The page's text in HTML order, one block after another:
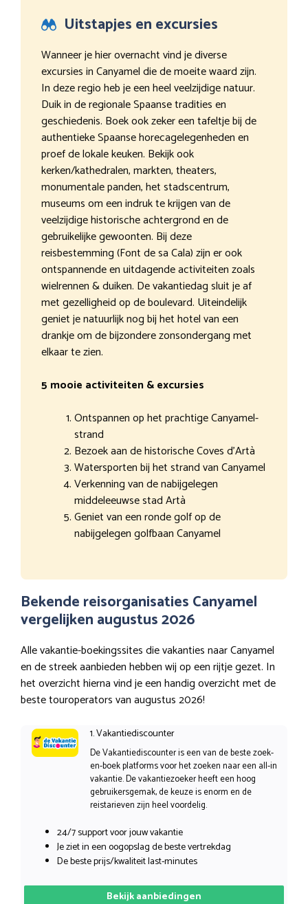
Uitstapjes en excursies
Wanneer je hier overnacht vind je diverse
excursies in Canyamel die de moeite waard zijn.
In deze regio heb je een heel veelzijdige natuur.
Duik in de regionale Spaanse tradities en
geschiedenis. Boek ook zeker een tafeltje bij de
authentieke Spaanse horecagelegenheden en
proef de lokale keuken. Bekijk ook
kerken/kathedralen, markten, theaters,
monumentale panden, het stadscentrum,
museums om een indruk te krijgen van de
veelzijdige historische achtergrond en de
gebruikelijke gewoonten. Bij deze
reisbestemming (Font de sa Cala) zijn er ook
ontspannende en uitdagende activiteiten zoals
wielrennen & duiken. De vakantiedag sluit je af
met gezelligheid op de boulevard. Uiteindelijk
geniet je natuurlijk nog bij het hotel van een
drankje om de bijzondere zonsondergang met
elkaar te zien.
5 mooie activiteiten & excursies
Ontspannen op het prachtige Canyamel-
strand
Bezoek aan de historische Coves d’Artà
Watersporten bij het strand van Canyamel
Verkenning van de nabijgelegen
middeleeuwse stad Artà
Geniet van een ronde golf op de
nabijgelegen golfbaan Canyamel
Bekende reisorganisaties Canyamel
vergelijken augustus 2026
Alle vakantie-boekingssites die vakanties naar Canyamel
en de streek aanbieden hebben wij op een rijtje gezet. In
het overzicht hierna vind je een handig overzicht met de
beste touroperators van augustus 2026!
1. Vakantiediscounter
De Vakantiediscounter is een van de beste zoek-
en-boek platforms voor het zoeken naar een all-in
vakantie. De vakantiezoeker heeft een hoog
gebruikersgemak, de keuze is enorm en de
reistarieven zijn heel voordelig.
24/7 support voor jouw vakantie
Je ziet in een oogopslag de beste vertrekdag
De beste prijs/kwaliteit last-minutes
Bekijk aanbiedingen